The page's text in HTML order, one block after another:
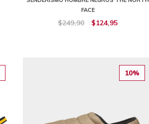
FACE
$249,90 $124,95
10%